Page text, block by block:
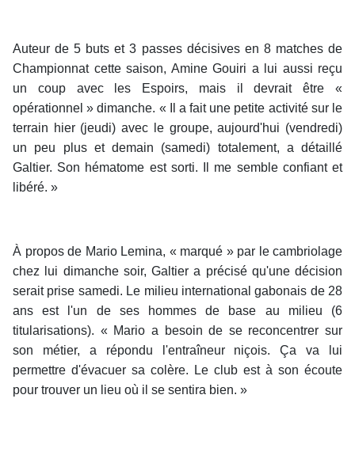
Auteur de 5 buts et 3 passes décisives en 8 matches de
Championnat cette saison, Amine Gouiri a lui aussi reçu
un coup avec les Espoirs, mais il devrait être «
opérationnel » dimanche. « Il a fait une petite activité sur le
terrain hier (jeudi) avec le groupe, aujourd'hui (vendredi)
un peu plus et demain (samedi) totalement, a détaillé
Galtier. Son hématome est sorti. Il me semble confiant et
libéré. »
À propos de Mario Lemina, « marqué » par le cambriolage
chez lui dimanche soir, Galtier a précisé qu'une décision
serait prise samedi. Le milieu international gabonais de 28
ans est l'un de ses hommes de base au milieu (6
titularisations). « Mario a besoin de se reconcentrer sur
son métier, a répondu l'entraîneur niçois. Ça va lui
permettre d'évacuer sa colère. Le club est à son écoute
pour trouver un lieu où il se sentira bien. »